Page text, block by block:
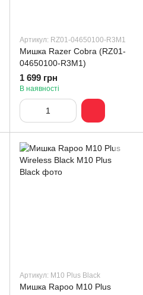
Артикул: RZ01-04650100-R3M1
Мишка Razer Cobra (RZ01-
04650100-R3M1)
1 699 грн
В наявності
Артикул: M10 Plus Black
Мишка Rapoo M10 Plus